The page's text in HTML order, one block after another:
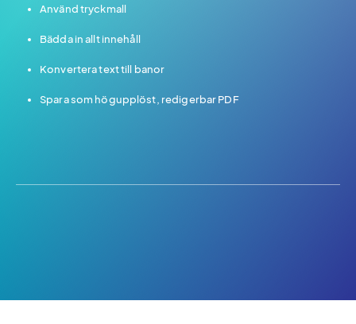
Använd tryckmall
Bädda in allt innehåll
Konvertera text till banor
Spara som högupplöst, redigerbar PDF